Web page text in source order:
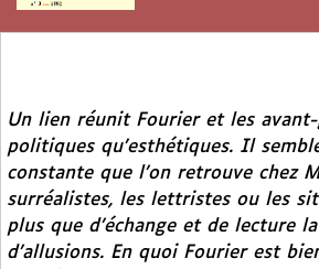
Un lien réunit Fourier et les
politiques qu’esthétiques. Il
constante que l’on retrouve chez
surréalistes, les lettristes ou les
plus que d’échange et de lecture
d’allusions. En quoi Fourier est